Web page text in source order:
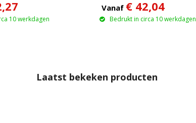
10 werkdagen
Vanaf € 42,04
Bedrukt in circa 10 werkdagen
Laatst bekeken producten